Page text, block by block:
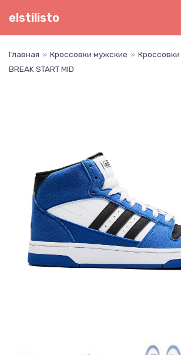
Перейти
elstilisto
Главная » Кроссовки мужские »
BREAK START MID